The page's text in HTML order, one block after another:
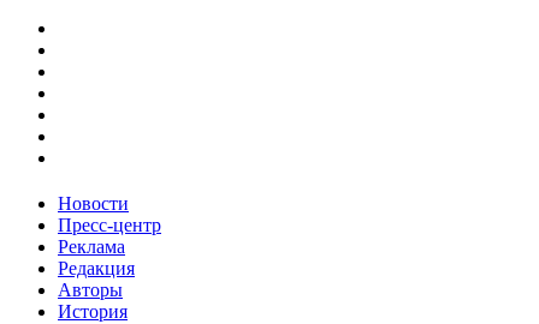
Новости
Пресс-центр
Реклама
Редакция
Авторы
История